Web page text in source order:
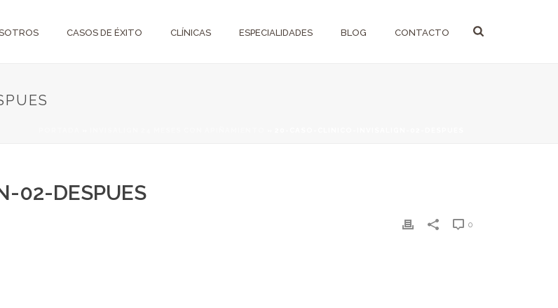
CASOS DE ÉXITO CLÍNICAS ESPECIALIDADES BLOG CONTACTO
02-DESPUES
0